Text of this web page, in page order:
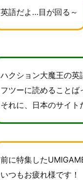
英語だよ…目が回る～
ハクション大魔王の
フツーに読めることば
それに、日本のサイト
前に特集した
いつもお疲れ様です！